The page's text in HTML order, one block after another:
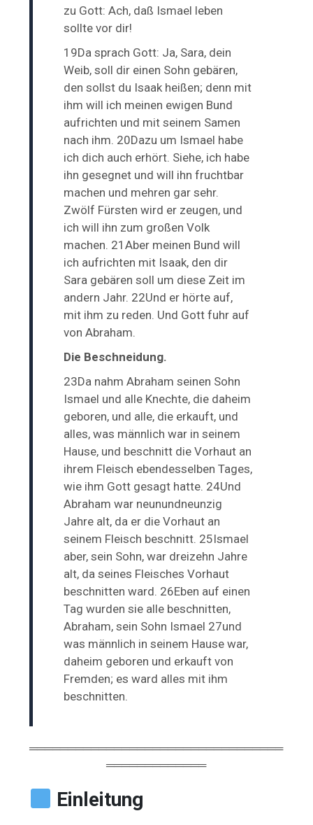
zu Gott: Ach, daß Ismael leben
sollte vor dir!
19Da sprach Gott: Ja, Sara, dein
Weib, soll dir einen Sohn gebären,
den sollst du Isaak heißen; denn mit
ihm will ich meinen ewigen Bund
aufrichten und mit seinem Samen
nach ihm. 20Dazu um Ismael habe
ich dich auch erhört. Siehe, ich habe
ihn gesegnet und will ihn fruchtbar
machen und mehren gar sehr.
Zwölf Fürsten wird er zeugen, und
ich will ihn zum großen Volk
machen. 21Aber meinen Bund will
ich aufrichten mit Isaak, den dir
Sara gebären soll um diese Zeit im
andern Jahr. 22Und er hörte auf,
mit ihm zu reden. Und Gott fuhr auf
von Abraham.
Die Beschneidung.
23Da nahm Abraham seinen Sohn
Ismael und alle Knechte, die daheim
geboren, und alle, die erkauft, und
alles, was männlich war in seinem
Hause, und beschnitt die Vorhaut an
ihrem Fleisch ebendesselben Tages,
wie ihm Gott gesagt hatte. 24Und
Abraham war neunundneunzig
Jahre alt, da er die Vorhaut an
seinem Fleisch beschnitt. 25Ismael
aber, sein Sohn, war dreizehn Jahre
alt, da seines Fleisches Vorhaut
beschnitten ward. 26Eben auf einen
Tag wurden sie alle beschnitten,
Abraham, sein Sohn Ismael 27und
was männlich in seinem Hause war,
daheim geboren und erkauft von
Fremden; es ward alles mit ihm
beschnitten.
═════════════════════════════════
═════════════
Einleitung